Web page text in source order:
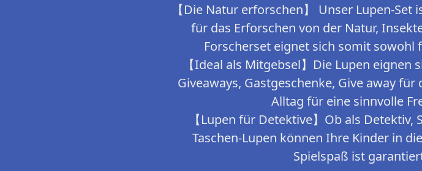
【Die Natur erforschen】 Unser Lupen-
für das Erforschen von der Natur,
Forscherset eignet sich somit
【Ideal als Mitgebsel】Die Lupen
Giveaways, Gastgeschenke, Give away
Alltag für eine sinnvolle
【Lupen für Detektive】Ob als
Taschen-Lupen können Ihre Kinder in
Spielspaß ist